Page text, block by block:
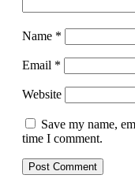
Name *
Email *
Website
Save my name,
time I comment.